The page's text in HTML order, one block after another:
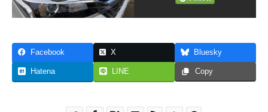
Facebook X Bluesky
Hatena LINE Copy